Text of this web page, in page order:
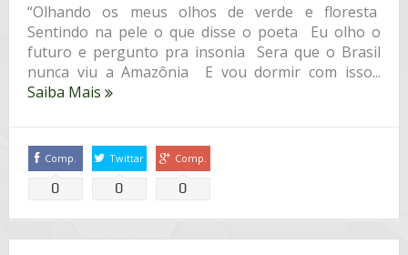
“Olhando os meus olhos de verde e floresta
Sentindo na pele o que disse o poeta Eu olho o
futuro e pergunto pra insonia Sera que o Brasil
nunca viu a Amazônia E vou dormir com isso...
Saiba Mais
Comp.
0
Twittar
0
Comp.
0